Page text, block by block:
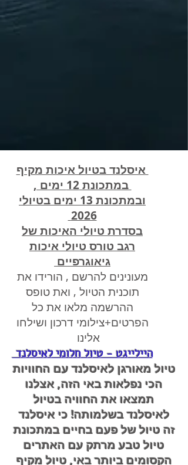
איסלנד בטיול איכות מקיף
במתכונת 12 ימים ,
ובמתכונת 13 ימים בטיולי
2026
בסדרת טיולי האיכות של
רגב טורס טיולי איכות
גיאוגרפיים
מעונינים להרשם , הורידו את
תוכנית הטיול , ואת טופס
ההרשמה מלאו את כל
הפרטים+צילומי דרכון ושילחו
אלינו
היילייגט - טיול חלומי לאיסלנד
טיול מאורגן לאיסלנד עם החוויות
הכי נפלאות באי הזה, אצלנו
תמצאו את החוויה בטיול
לאיסלנד בשלמותה! כי איסלנד
זה טיול של פעם בחיים במתכונת
טיול טבע מרתק עם האתרים
הקסומים ביותר באי, טיול מקיף